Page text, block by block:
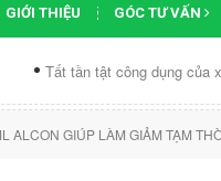
GIỚI THIỆU GÓC TƯ VẤN
công dụng của xịt khoáng...
ALCON GIÚP LÀM GIẢM TẠM